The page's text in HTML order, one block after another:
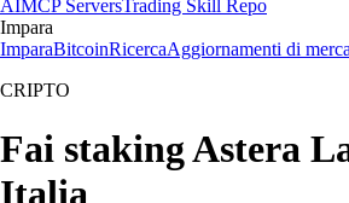
AIMCP ServersTrading Skill Repo
Impara
ImparaBitcoinRicercaAggiornamenti di
CRIPTO
Fai staking Astera
Italia